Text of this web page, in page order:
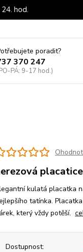
hod.
poradit?
370 247
PÁ: 9-17 hod.)
kulatá placatka
tatínka.
který vždy potěší.
Dostupnost: